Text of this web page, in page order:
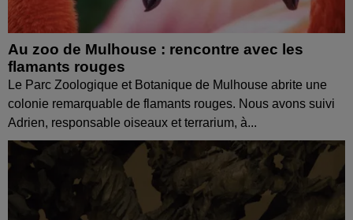
Au zoo de Mulhouse : rencontre avec les
flamants rouges
Le Parc Zoologique et Botanique de Mulhouse abrite une
colonie remarquable de flamants rouges. Nous avons suivi
Adrien, responsable oiseaux et terrarium, à...